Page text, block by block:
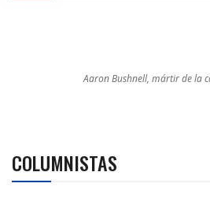
Aaron Bushnell, mártir de la
COLUMNISTAS